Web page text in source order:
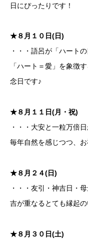
日にぴったりです！
★８月１０日(日)
・・・語呂が「ハート
「ハート＝愛」を象徴
念日です♪
★８月１１日(月・祝)
・・・大安と一粒万倍
毎年自然を感じつつ、
★８月２４(日)
・・・友引・神吉日・
吉が重なるとても縁起の
★８月３０日(土)